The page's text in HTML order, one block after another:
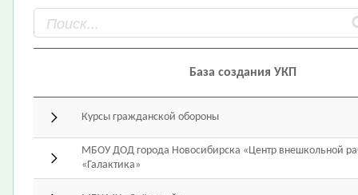
База создания УКП
Курсы гражданской обороны
МБОУ ДОД города Новосибирска «Центр внешкольной
«Галактика»